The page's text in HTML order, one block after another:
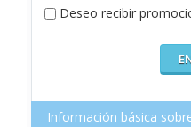
Deseo recibir
Información básica